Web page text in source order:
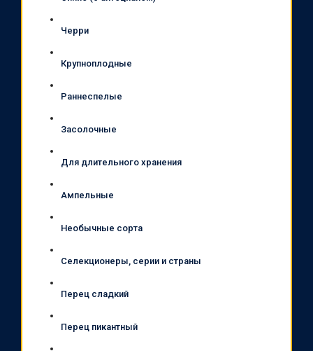
Черри
Крупноплодные
Раннеспелые
Засолочные
Для длительного хранения
Ампельные
Необычные сорта
Селекционеры, серии и страны
Перец сладкий
Перец пикантный